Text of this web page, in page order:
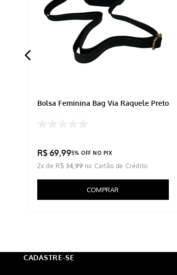
Bolsa Feminina Bag Via Raquele Preto
R$ 69,995% OFF NO PIX
2x de R$ 34 99
COMPRAR
CADASTRE-SE